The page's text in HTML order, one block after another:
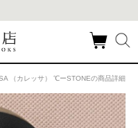
（カレッサ） ℃ーSTONEの商品詳細